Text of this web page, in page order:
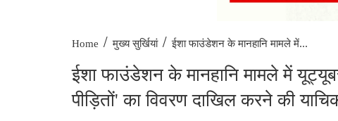
Home / मुख्य सुर्खियां / ईशा फाउंडेशन के मानहानि मामले में...
ईशा फाउंडेशन के मानहानि मामले में
पीड़ितों' का विवरण दाखिल करने की